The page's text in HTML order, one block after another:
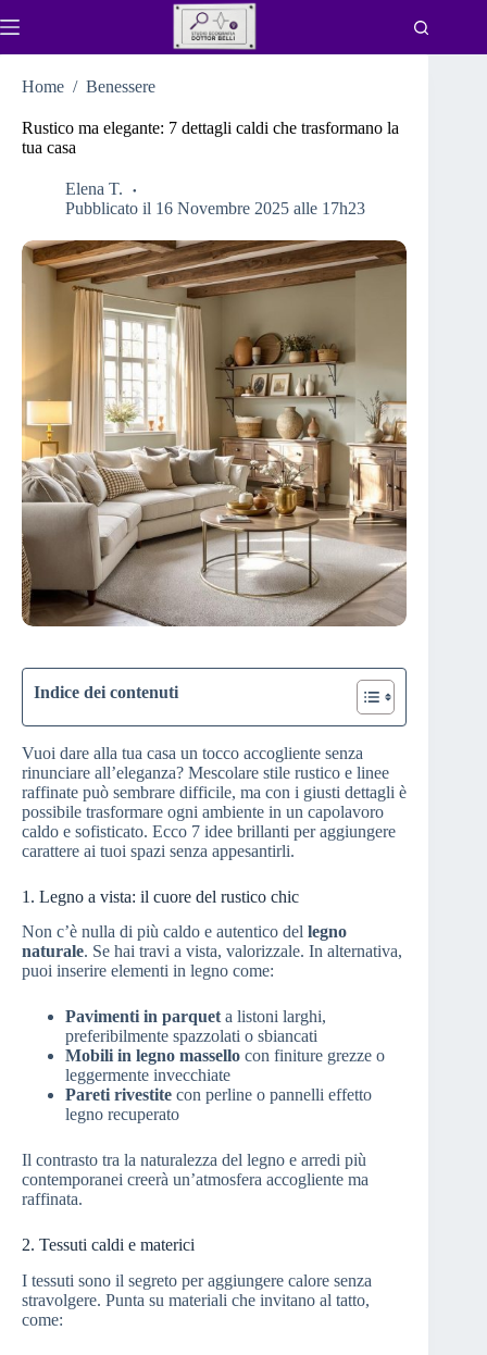
al
Home / Benessere
Rustico ma elegante: 7 dettagli caldi che trasformano la
tua casa
Elena T.
Pubblicato il 16 Novembre 2025 alle 17h23
Indice dei contenuti
Vuoi dare alla tua casa un tocco accogliente senza
rinunciare all’eleganza? Mescolare stile rustico e linee
raffinate può sembrare difficile, ma con i giusti dettagli è
possibile trasformare ogni ambiente in un capolavoro
caldo e sofisticato. Ecco 7 idee brillanti per aggiungere
carattere ai tuoi spazi senza appesantirli.
1. Legno a vista: il cuore del rustico chic
Non c’è nulla di più caldo e autentico del legno
naturale. Se hai travi a vista, valorizzale. In alternativa,
puoi inserire elementi in legno come:
Pavimenti in parquet a listoni larghi,
preferibilmente spazzolati o sbiancati
Mobili in legno massello con finiture grezze o
leggermente invecchiate
Pareti rivestite con perline o pannelli effetto
legno recuperato
Il contrasto tra la naturalezza del legno e arredi più
contemporanei creerà un’atmosfera accogliente ma
raffinata.
2. Tessuti caldi e materici
I tessuti sono il segreto per aggiungere calore senza
stravolgere. Punta su materiali che invitano al tatto,
come: